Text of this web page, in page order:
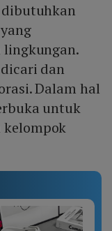
dan
Dalam hal
untuk
kelompok